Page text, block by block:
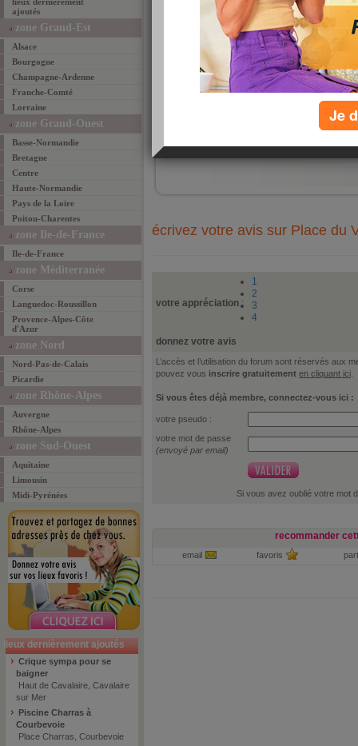
ajoutés
zone Grand-Est
Alsace
Bourgogne
Champagne-Ardenne
Franche-Comté
Lorraine
zone Grand-Ouest
Basse-Normandie
Bretagne
Centre
Haute-Normandie
Pays de la Loire
Poitou-Charentes
zone Ile-de-France
Ile-de-France
zone Méditerranée
Corse
Languedoc-Roussillon
Provence-Alpes-Côte
d'Azur
zone Nord
Nord-Pas-de-Calais
Picardie
zone Rhône-Alpes
Auvergne
Rhône-Alpes
zone Sud-Ouest
Aquitaine
Limousin
Midi-Pyrénées
lieux dernièrement ajoutés
Crique sympa pour se
baigner
Haut de Cavalaire, Cavalaire
sur Mer
Piscine Charras à
Courbevoie
Place Charras, Courbevoie
ajouté
écrivez votre avis sur Place du
votre appréciation:
1
2
3
4
donnez votre avis
L’accès et l’utilisation du forum sont réservés aux
pouvez vous inscrire gratuitement en cliquant ici
Si vous êtes déjà membre, connectez-vous ici :
votre pseudo :
votre mot de passe
(envoyé par email)
Si vous avez oublié votre mot
recommander
email favoris
Je